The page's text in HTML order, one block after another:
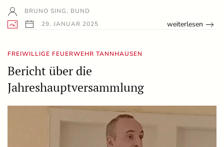
BRUNO SING, BUND
29. JANUAR 2025
weiterlesen
FREIWILLIGE FEUERWEHR TANNHAUSEN
Bericht über die
Jahreshauptversammlung